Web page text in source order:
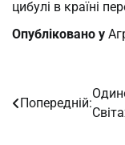
цибулі в країні
Опубліковано у
Навігація
Попередній: